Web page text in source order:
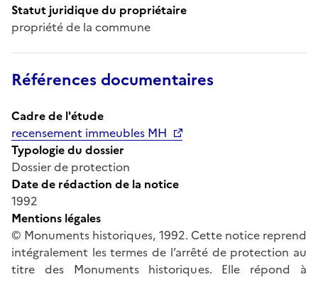
Statut juridique du propriétaire
propriété de la commune
Références documentaires
Cadre de l'étude
recensement immeubles MH
Typologie du dossier
Dossier de protection
Date de rédaction de la notice
1992
Mentions légales
© Monuments historiques, 1992. Cette notice reprend
intégralement les termes de l’arrêté de protection au
titre des Monuments historiques. Elle répond à